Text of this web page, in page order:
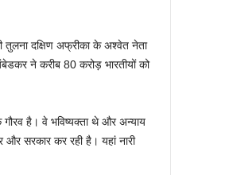
तुलना दक्षिण अफ्रीका के अश्वेत नेता
ने करीब 80 करोड़ भारतीयों को
है। वे भविष्यक्ता थे और अन्याय
सरकार कर रही है। यहां नारी